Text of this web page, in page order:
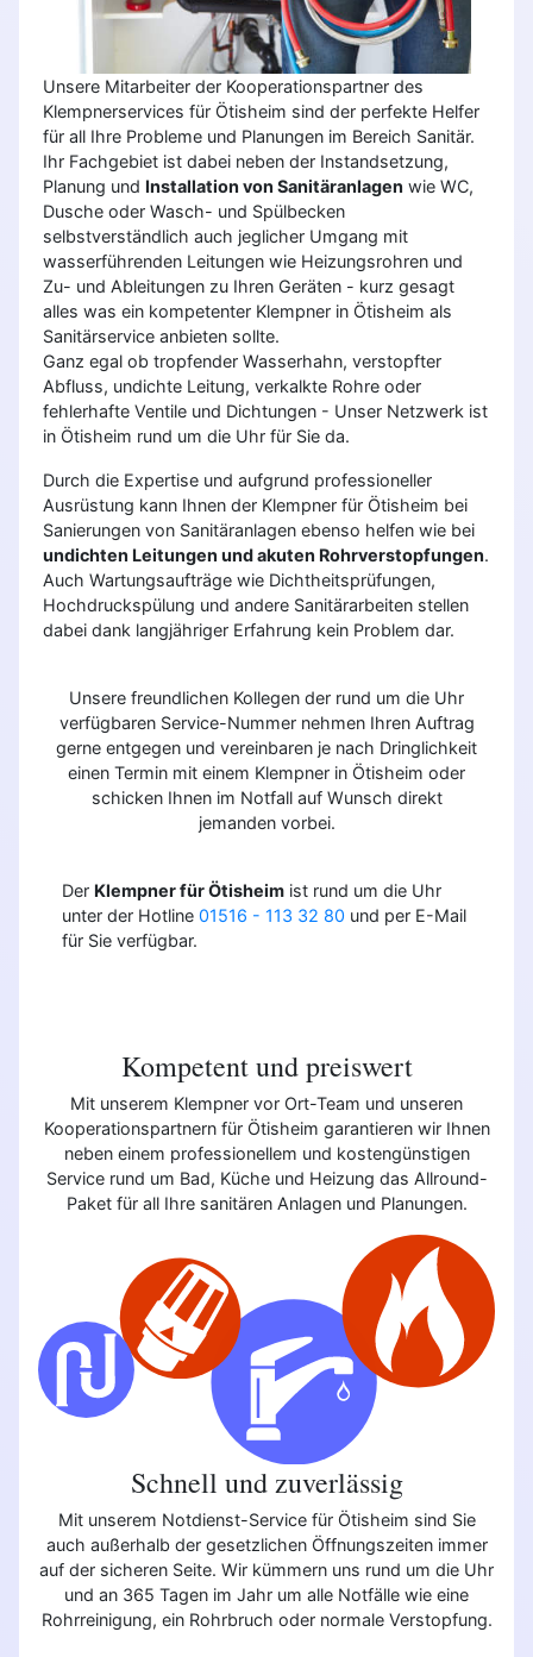
Unsere Mitarbeiter der Kooperationspartner des
Klempnerservices für Ötisheim sind der perfekte Helfer
für all Ihre Probleme und Planungen im Bereich Sanitär.
Ihr Fachgebiet ist dabei neben der Instandsetzung,
Planung und Installation von Sanitäranlagen wie WC,
Dusche oder Wasch- und Spülbecken
selbstverständlich auch jeglicher Umgang mit
wasserführenden Leitungen wie Heizungsrohren und
Zu- und Ableitungen zu Ihren Geräten - kurz gesagt
alles was ein kompetenter Klempner in Ötisheim als
Sanitärservice anbieten sollte.
Ganz egal ob tropfender Wasserhahn, verstopfter
Abfluss, undichte Leitung, verkalkte Rohre oder
fehlerhafte Ventile und Dichtungen - Unser Netzwerk ist
in Ötisheim rund um die Uhr für Sie da.
Durch die Expertise und aufgrund professioneller
Ausrüstung kann Ihnen der Klempner für Ötisheim bei
Sanierungen von Sanitäranlagen ebenso helfen wie bei
undichten Leitungen und akuten Rohrverstopfungen.
Auch Wartungsaufträge wie Dichtheitsprüfungen,
Hochdruckspülung und andere Sanitärarbeiten stellen
dabei dank langjähriger Erfahrung kein Problem dar.
Unsere freundlichen Kollegen der rund um die Uhr
verfügbaren Service-Nummer nehmen Ihren Auftrag
gerne entgegen und vereinbaren je nach Dringlichkeit
einen Termin mit einem Klempner in Ötisheim oder
schicken Ihnen im Notfall auf Wunsch direkt
jemanden vorbei.
Der Klempner für Ötisheim ist rund um die Uhr
unter der Hotline 01516 - 113 32 80 und per E-Mail
für Sie verfügbar.
Kompetent und preiswert
Mit unserem Klempner vor Ort-Team und unseren
Kooperationspartnern für Ötisheim garantieren wir Ihnen
neben einem professionellem und kostengünstigen
Service rund um Bad, Küche und Heizung das Allround-
Paket für all Ihre sanitären Anlagen und Planungen.
Schnell und zuverlässig
Mit unserem Notdienst-Service für Ötisheim sind Sie
auch außerhalb der gesetzlichen Öffnungszeiten immer
auf der sicheren Seite. Wir kümmern uns rund um die Uhr
und an 365 Tagen im Jahr um alle Notfälle wie eine
Rohrreinigung, ein Rohrbruch oder normale Verstopfung.